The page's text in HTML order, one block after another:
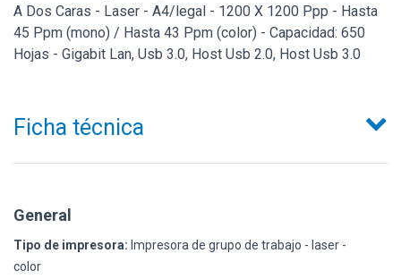
A Dos Caras - Laser - A4/legal - 1200 X 1200 Ppp - Hasta
45 Ppm (mono) / Hasta 43 Ppm (color) - Capacidad: 650
Hojas - Gigabit Lan, Usb 3.0, Host Usb 2.0, Host Usb 3.0
Ficha técnica
General
Tipo de impresora: Impresora de grupo de trabajo - laser -
color